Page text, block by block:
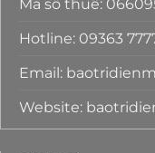
Mã số thuế:
Hotline: 09363
Email:
Website: